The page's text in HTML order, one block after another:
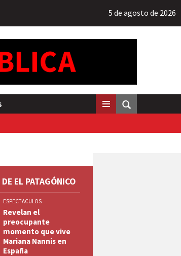
5 de agosto de 2026
EL PATAGÓNICO
ESPECTACULOS
Revelan el
preocupante
momento que vive
Mariana Nannis en
España